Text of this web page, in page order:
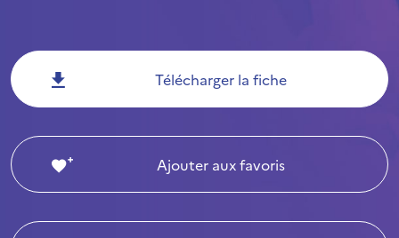
Télécharger la fiche
Ajouter aux favoris